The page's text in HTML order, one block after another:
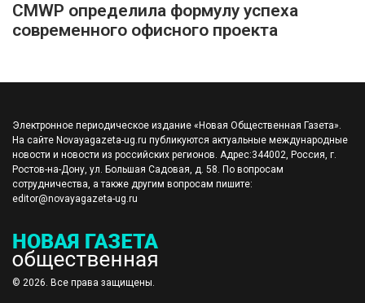
CMWP определила формулу успеха
современного офисного проекта
Электронное периодическое издание «Новая Общественная Газета».
На сайте Novayagazeta-ug.ru публикуются актуальные международные
новости и новости из российских регионов. Адрес:344002, Россия, г.
Ростов-на-Дону, ул. Большая Садовая, д. 58. По вопросам
сотрудничества, а также другим вопросам пишите:
editor@novayagazeta-ug.ru
© 2026. Все права защищены.